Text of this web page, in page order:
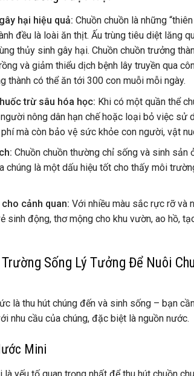
hại hiệu quả: Chuồn chuồn là những
đều là loài ăn thịt. Ấu trùng tiêu diệt lăng
thủy sinh gây hại. Chuồn chuồn trưởng
và giảm thiểu dịch bệnh lây truyền qua
thành có thể ăn tới 300 con muỗi mỗi ngày.
trừ sâu hóa học: Khi có một quần thể
nông dân hạn chế hoặc loại bỏ việc sử
mà còn bảo vệ sức khỏe con người, vật
Chuồn chuồn thường chỉ sống và sinh
chúng là một dấu hiệu tốt cho thấy môi
cảnh quan: Với nhiều màu sắc rực rỡ và
sinh động, thơ mộng cho khu vườn, ao hồ,
Sống Lý Tưởng Để Nuôi
là thu hút chúng đến và sinh sống – bạn
nhu cầu của chúng, đặc biệt là nguồn nước.
Mini